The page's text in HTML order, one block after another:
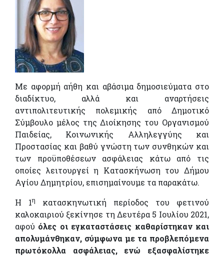
Με αφορμή αήθη και αβάσιμα δημοσιεύματα στο
διαδίκτυο, αλλά και αναρτήσεις
αντιπολιτευτικής πολεμικής από Δημοτικό
Σύμβουλο μέλος της Διοίκησης του Οργανισμού
Παιδείας, Κοινωνικής Αλληλεγγύης και
Προστασίας και βαθύ γνώστη των συνθηκών και
των προϋποθέσεων ασφάλειας κάτω από τις
οποίες λειτουργεί η Κατασκήνωση του Δήμου
Αγίου Δημητρίου, επισημαίνουμε τα παρακάτω.
Η 1η
κατασκηνωτική περίοδος του φετινού
καλοκαιριού ξεκίνησε τη Δευτέρα 5 Ιουλίου 2021,
αφού όλες οι εγκαταστάσεις καθαρίστηκαν και
απολυμάνθηκαν, σύμφωνα με τα προβλεπόμενα
πρωτόκολλα ασφάλειας, ενώ εξασφαλίστηκε